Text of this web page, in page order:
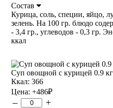
Состав
Курица, соль, специи, яйцо,
зелень. На 100 гр. блюдо
- 3,4 гр., углеводов - 0,3 гр.
ккал
Суп овощной с курицей 0.9
Ккал: 366
Цена: +486₽
– +